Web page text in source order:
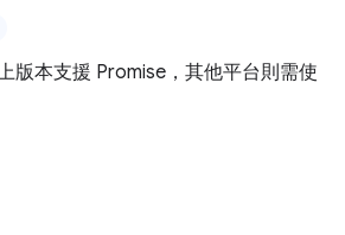
版本支援 Promise，其他平台則需使